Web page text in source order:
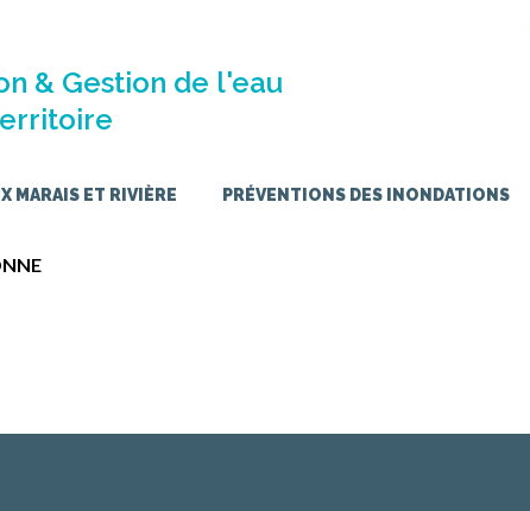
& Gestion de l'eau
MARAIS ET RIVIÈRE PRÉVENTIONS DES INONDATIONS